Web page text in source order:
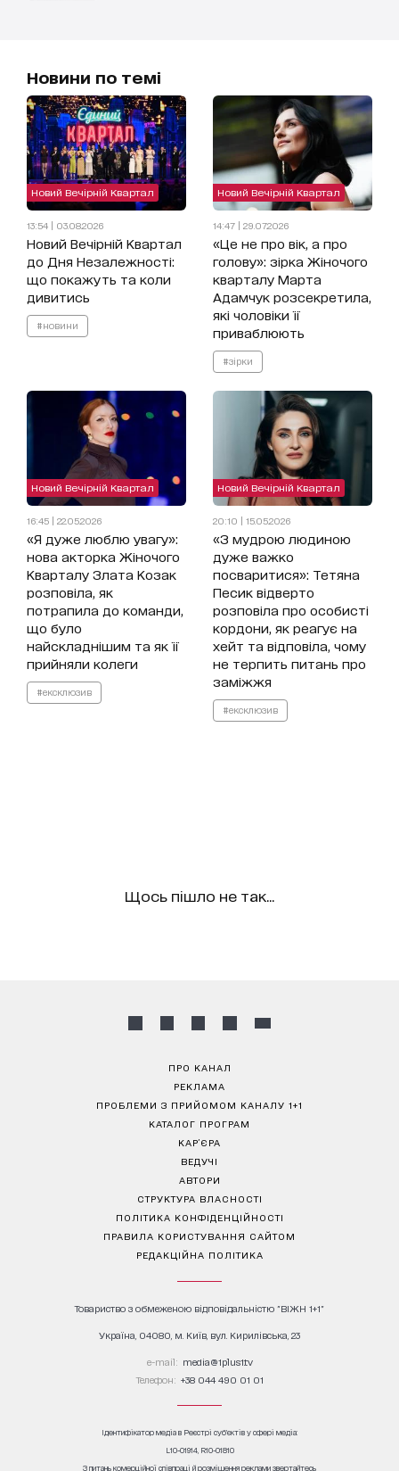
Новини по темі
Новий Вечірній Квартал
13:54 | 03.08.2026
Новий Вечірній Квартал
до Дня Незалежності:
що покажуть та коли
дивитись
#новини
Новий Вечірній Квартал
14:47 | 29.07.2026
«Це не про вік, а про
голову»: зірка Жіночого
кварталу Марта
Адамчук розсекретила,
які чоловіки її
приваблюють
#зірки
Новий Вечірній Квартал
16:45 | 22.05.2026
«Я дуже люблю увагу»:
нова акторка Жіночого
Кварталу Злата Козак
розповіла, як
потрапила до команди,
що було
найскладнішим та як її
прийняли колеги
#ексклюзив
Новий Вечірній Квартал
20:10 | 15.05.2026
«З мудрою людиною
дуже важко
посваритися»: Тетяна
Песик відверто
розповіла про особисті
кордони, як реагує на
хейт та відповіла, чому
не терпить питань про
заміжжя
#ексклюзив
Щось пішло не так...
ПРО КАНАЛ
РЕКЛАМА
ПРОБЛЕМИ З ПРИЙОМОМ КАНАЛУ 1+1
КАТАЛОГ ПРОГРАМ
КАР’ЄРА
ВЕДУЧІ
АВТОРИ
СТРУКТУРА ВЛАСНОСТІ
ПОЛІТИКА КОНФІДЕНЦІЙНОСТІ
ПРАВИЛА КОРИСТУВАННЯ САЙТОМ
РЕДАКЦІЙНА ПОЛІТИКА
Товариство з обмеженою відповідальністю "ВІЖН 1+1"
Україна, 04080, м. Київ, вул. Кирилівська, 23
е-mail: media@1plus1.tv
Телефон: +38 044 490 01 01
Ідентифікатор медіа в Реєстрі суб’єктів у сфері медіа:
L10-01914, R10-01810
З питань комерційної співпраці й розміщення реклами звертайтесь